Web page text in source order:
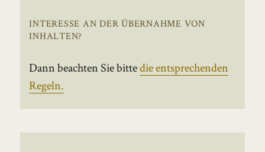
INTERESSE AN DER ÜBERNAHME VON
INHALTEN?
Dann beachten Sie bittedie entsprechenden
Regeln.